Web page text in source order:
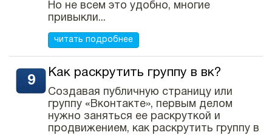
Но не всем это удобно, многие
привыкли...
читать подробнее
Как раскрутить группу в вк?
Создавая публичную страницу или
группу «Вконтакте», первым делом
нужно заняться ее раскруткой и
продвижением, как раскрутить группу в